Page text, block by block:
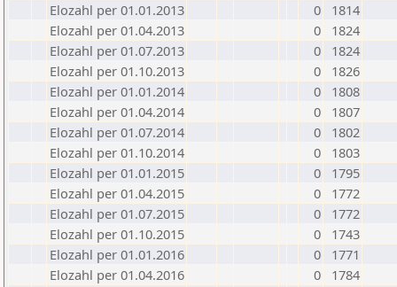
Elozahl per 01.01.2013
0
1814
Elozahl per 01.04.2013
0
1824
Elozahl per 01.07.2013
0
1824
Elozahl per 01.10.2013
0
1826
Elozahl per 01.01.2014
0
1808
Elozahl per 01.04.2014
0
1807
Elozahl per 01.07.2014
0
1802
Elozahl per 01.10.2014
0
1803
Elozahl per 01.01.2015
0
1795
Elozahl per 01.04.2015
0
1772
Elozahl per 01.07.2015
0
1772
Elozahl per 01.10.2015
0
1743
Elozahl per 01.01.2016
0
1771
Elozahl per 01.04.2016
0
1784